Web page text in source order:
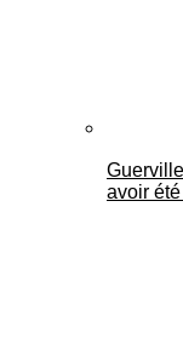
avoir